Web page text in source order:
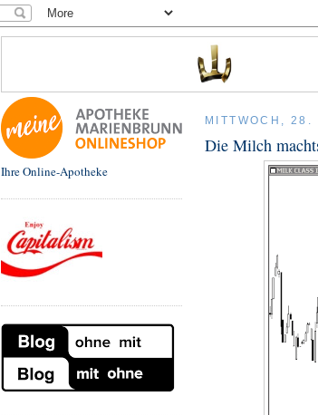
Ihre Online-Apotheke
MITTWOCH, 28.
Die Milch